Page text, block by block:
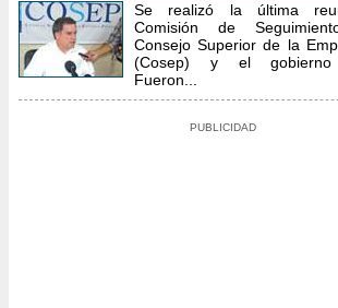
Se realizó la última
Comisión de
Consejo Superior de la
(Cosep) y el gobierno
Fueron...
PUBLICIDAD